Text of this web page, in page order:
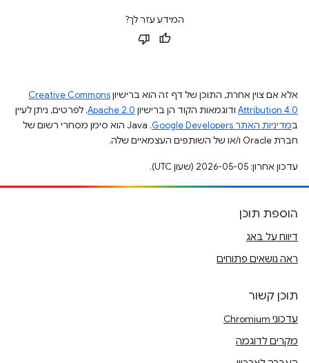
המידע עזר לך?
אלא אם צוין אחרת, התוכן של דף זה הוא ברישיוןCreative Commons
Attribution 4.0 ודוגמאות הקוד הן ברישיון Apache 2.0. לפרטים, ניתן לעיין
במדיניות האתר Google Developers‏
.‏ Java הוא סימן מסחרי רשום של
חברת Oracle ו/או של השותפים העצמאיים שלה.
עדכון אחרון: 2026-05-05 (שעון UTC).
הוספת תוכן
דיווח על באג
ראה נושאים פתוחים
תוכן קשור
עדכוני Chromium
מקרים לדוגמה